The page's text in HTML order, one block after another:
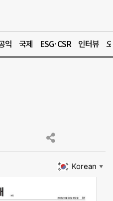
익 국제 ESG·CSR 인터뷰
Korean ▼